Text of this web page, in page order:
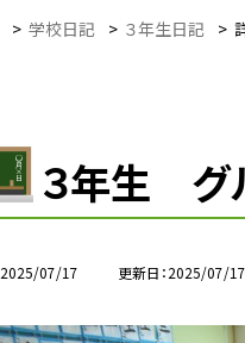
> 学校日記 > ３年生日記 >
３年生 グ
2025/07/17 更新日 2025/07/17